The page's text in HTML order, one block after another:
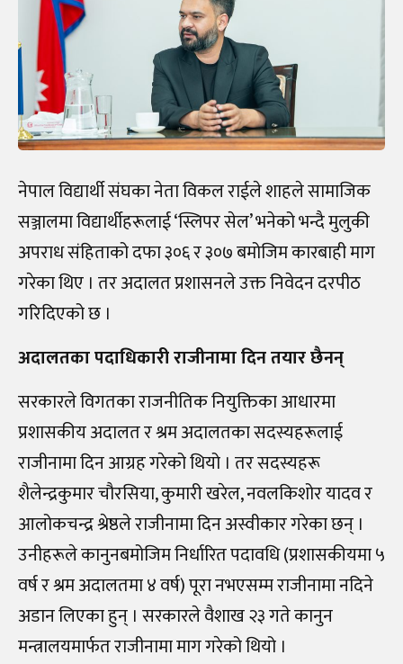
नेपाल विद्यार्थी संघका नेता विकल राईले शाहले सामाजिक
सञ्जालमा विद्यार्थीहरूलाई ‘स्लिपर सेल’ भनेको भन्दै मुलुकी
अपराध संहिताको दफा ३०६ र ३०७ बमोजिम कारबाही माग
गरेका थिए । तर अदालत प्रशासनले उक्त निवेदन दरपीठ
गरिदिएको छ ।
अदालतका पदाधिकारी राजीनामा दिन तयार छैनन्
सरकारले विगतका राजनीतिक नियुक्तिका आधारमा
प्रशासकीय अदालत र श्रम अदालतका सदस्यहरूलाई
राजीनामा दिन आग्रह गरेको थियो । तर सदस्यहरू
शैलेन्द्रकुमार चौरसिया, कुमारी खरेल, नवलकिशोर यादव र
आलोकचन्द्र श्रेष्ठले राजीनामा दिन अस्वीकार गरेका छन् ।
उनीहरूले कानुनबमोजिम निर्धारित पदावधि (प्रशासकीयमा ५
वर्ष र श्रम अदालतमा ४ वर्ष) पूरा नभएसम्म राजीनामा नदिने
अडान लिएका हुन् । सरकारले वैशाख २३ गते कानुन
मन्त्रालयमार्फत राजीनामा माग गरेको थियो ।